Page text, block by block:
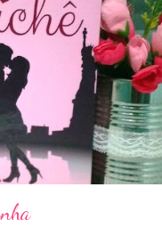
uma missão nessa guerra
Aelin deixa Ardalan
corte para casa, para
novo rei no trono, Chaol
e Nesryn Faliq a nova